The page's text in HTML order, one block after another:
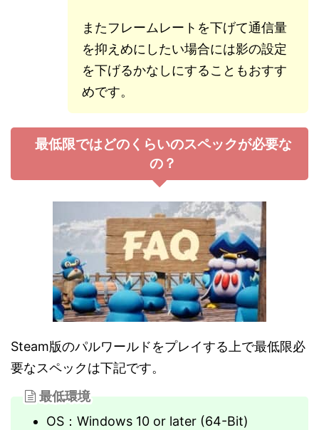
またフレームレートを下げて通信量
を抑えめにしたい場合には影の設定
を下げるかなしにすることもおすす
めです。
最低限ではどのくらいのスペックが必要な
の？
Steam版のパルワールドをプレイする上で最低限必
要なスペックは下記です。
最低環境
OS：Windows 10 or later (64-Bit)